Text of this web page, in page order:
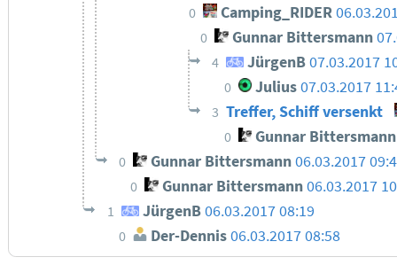
0 Camping_RIDER
0 Gunnar Bittersmann
4 JürgenB07.03.2017
0 Julius07.03.2017
3 Treffer, Schiff versenkt
0 Gunnar Bittersmann
0 Gunnar Bittersmann 06.03.2017
0 Gunnar Bittersmann06.03.2017
1 JürgenB 06.03.2017 08:19
0 Der-Dennis 06.03.2017 08:58